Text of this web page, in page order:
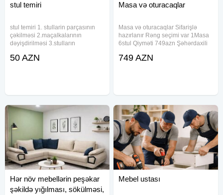
stul temiri
stul temiri 1. stullarin parçasının
çəkilməsi 2.maçalkalarının
dəyişdirilməsi 3.stulların
50 AZN
Masa və oturacaqlar
Masa və oturacaqlar Sifarişlə
hazırlanır Rəng seçimi var 1Masa
6stul Qiyməti 749azn Şəhərdaxili
749 AZN
Hər növ mebellərin peşəkar
şəkildə yığılması, sökülməsi,
Mebel ustası